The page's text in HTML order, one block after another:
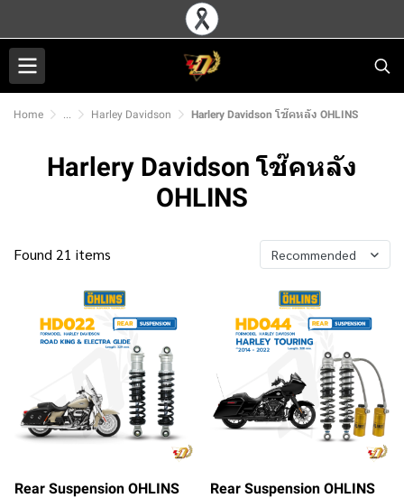
Home ... Harley Davidson Harlery Davidson โช๊คหลัง OHLINS
Harlery Davidson โช๊คหลัง
OHLINS
Found 21 items Recommended
Rear Suspension OHLINS
Rear Suspension OHLINS